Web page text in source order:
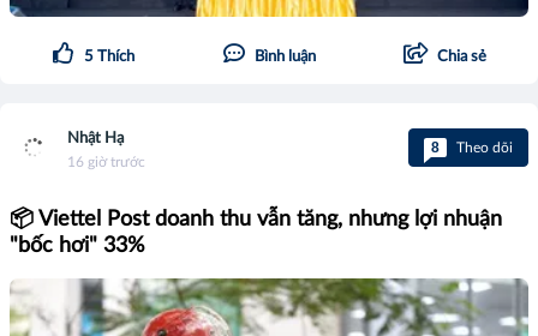
5 Thích Bình luận Chia sẻ
Nhật Hạ
16 giờ trước
8 Theo dõi
📦 Viettel Post doanh thu vẫn tăng, nhưng lợi nhuận
"bốc hơi" 33%